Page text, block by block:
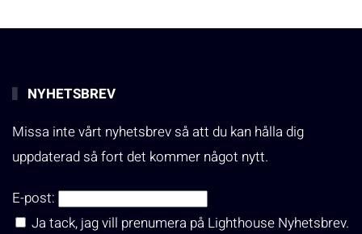
NYHETSBREV
Missa inte vårt nyhetsbrev så att du kan hålla dig
uppdaterad så fort det kommer något nytt.
E-post:
Ja tack, jag vill prenumera på Lighthouse Nyhetsbrev.